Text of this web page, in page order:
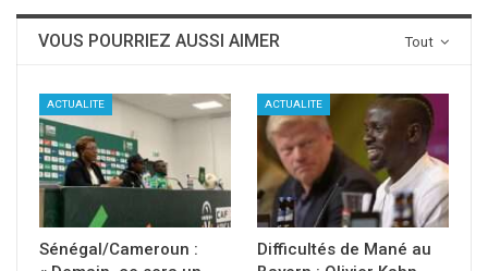
Tout
VOUS POURRIEZ AUSSI AIMER
ACTUALITE
Sénégal/Cameroun :
ACTUALITE
Difficultés de Mané au